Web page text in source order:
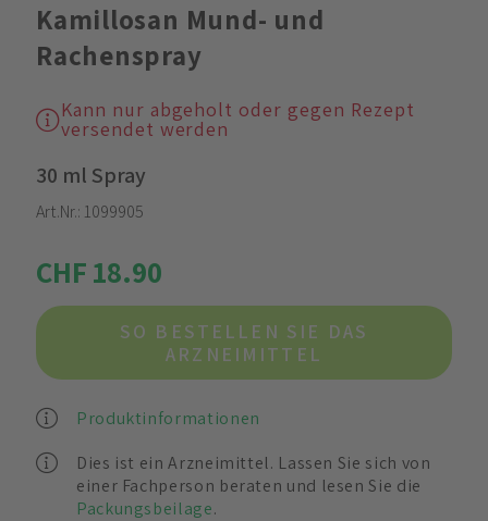
Kamillosan Mund- und
Rachenspray
Kann nur abgeholt oder gegen Rezept
versendet werden
30 ml Spray
Art.Nr.: 1099905
CHF 18.90
SO BESTELLEN SIE DAS
ARZNEIMITTEL
Produktinformationen
Dies ist ein Arzneimittel. Lassen Sie sich von
einer Fachperson beraten und lesen Sie die
Packungsbeilage.